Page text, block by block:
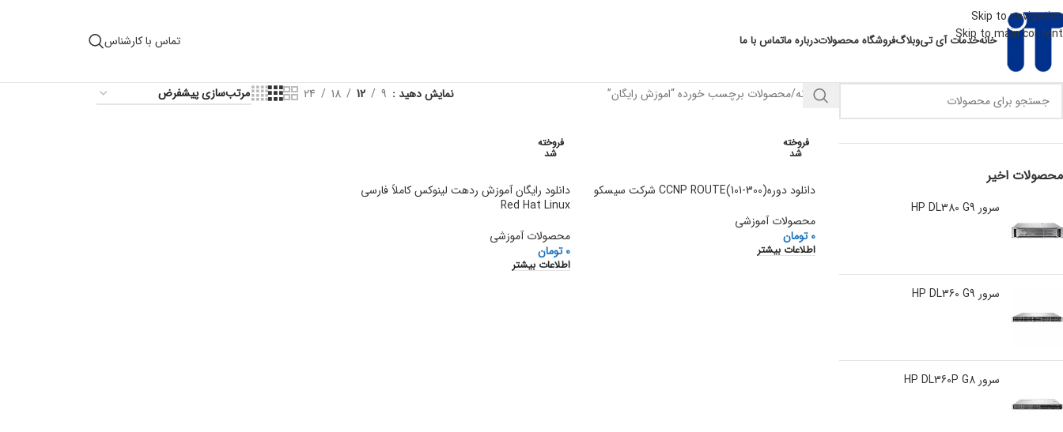
Skip to navigation
Skip to main content
خانهخدمات آی تیوبلاگفروشگاه محصولاتدرباره ماتماس با ما تماس با کارشناس
محصولات اخیر
سرور HP DL380 G9
سرور HP DL360 G9
سرور HP DL360P G8
خانه محصولات برچسب خورده “اموزش رایگان” نمایش دهید 9
12
18
24
فروخته
شد
دانلود دوره(300-101)CCNP ROUTE شرکت سیسکو
محصولات آموزشی
0 تومان
اطلاعات بیشتر
فروخته
شد
دانلود رایگان آموزش ردهت لینوکس کاملاً فارسی
Red Hat Linux
محصولات آموزشی
0 تومان
اطلاعات بیشتر